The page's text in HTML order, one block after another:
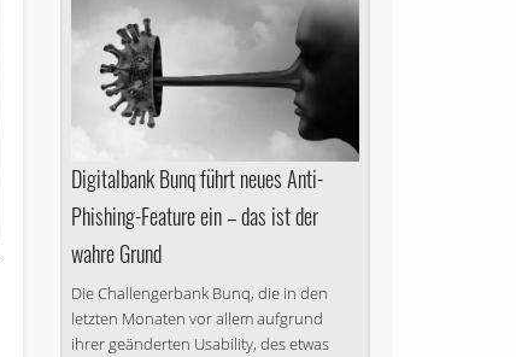
Digitalbank Bunq führt neues Anti-
Phishing-Feature ein – das ist der
wahre Grund
Die Challengerbank Bunq, die in den
letzten Monaten vor allem aufgrund
ihrer geänderten Usability, des etwas